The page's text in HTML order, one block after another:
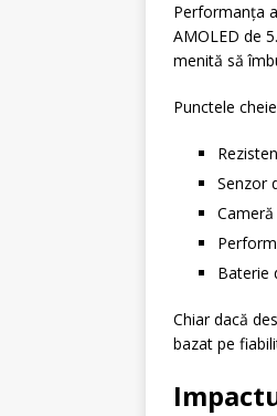
Performanța
AMOLED de
menită să
Punctele
Senzor
Baterie
Chiar dacă
bazat pe